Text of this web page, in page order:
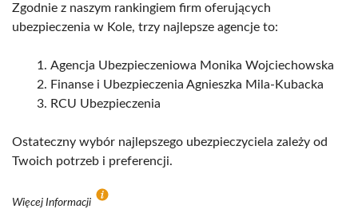
Zgodnie z naszym rankingiem firm oferujących
ubezpieczenia w Kole, trzy najlepsze agencje to:
Agencja Ubezpieczeniowa Monika Wojciechowska
Finanse i Ubezpieczenia Agnieszka Mila-Kubacka
RCU Ubezpieczenia
Ostateczny wybór najlepszego ubezpieczyciela zależy od
Twoich potrzeb i preferencji.
Więcej Informacji